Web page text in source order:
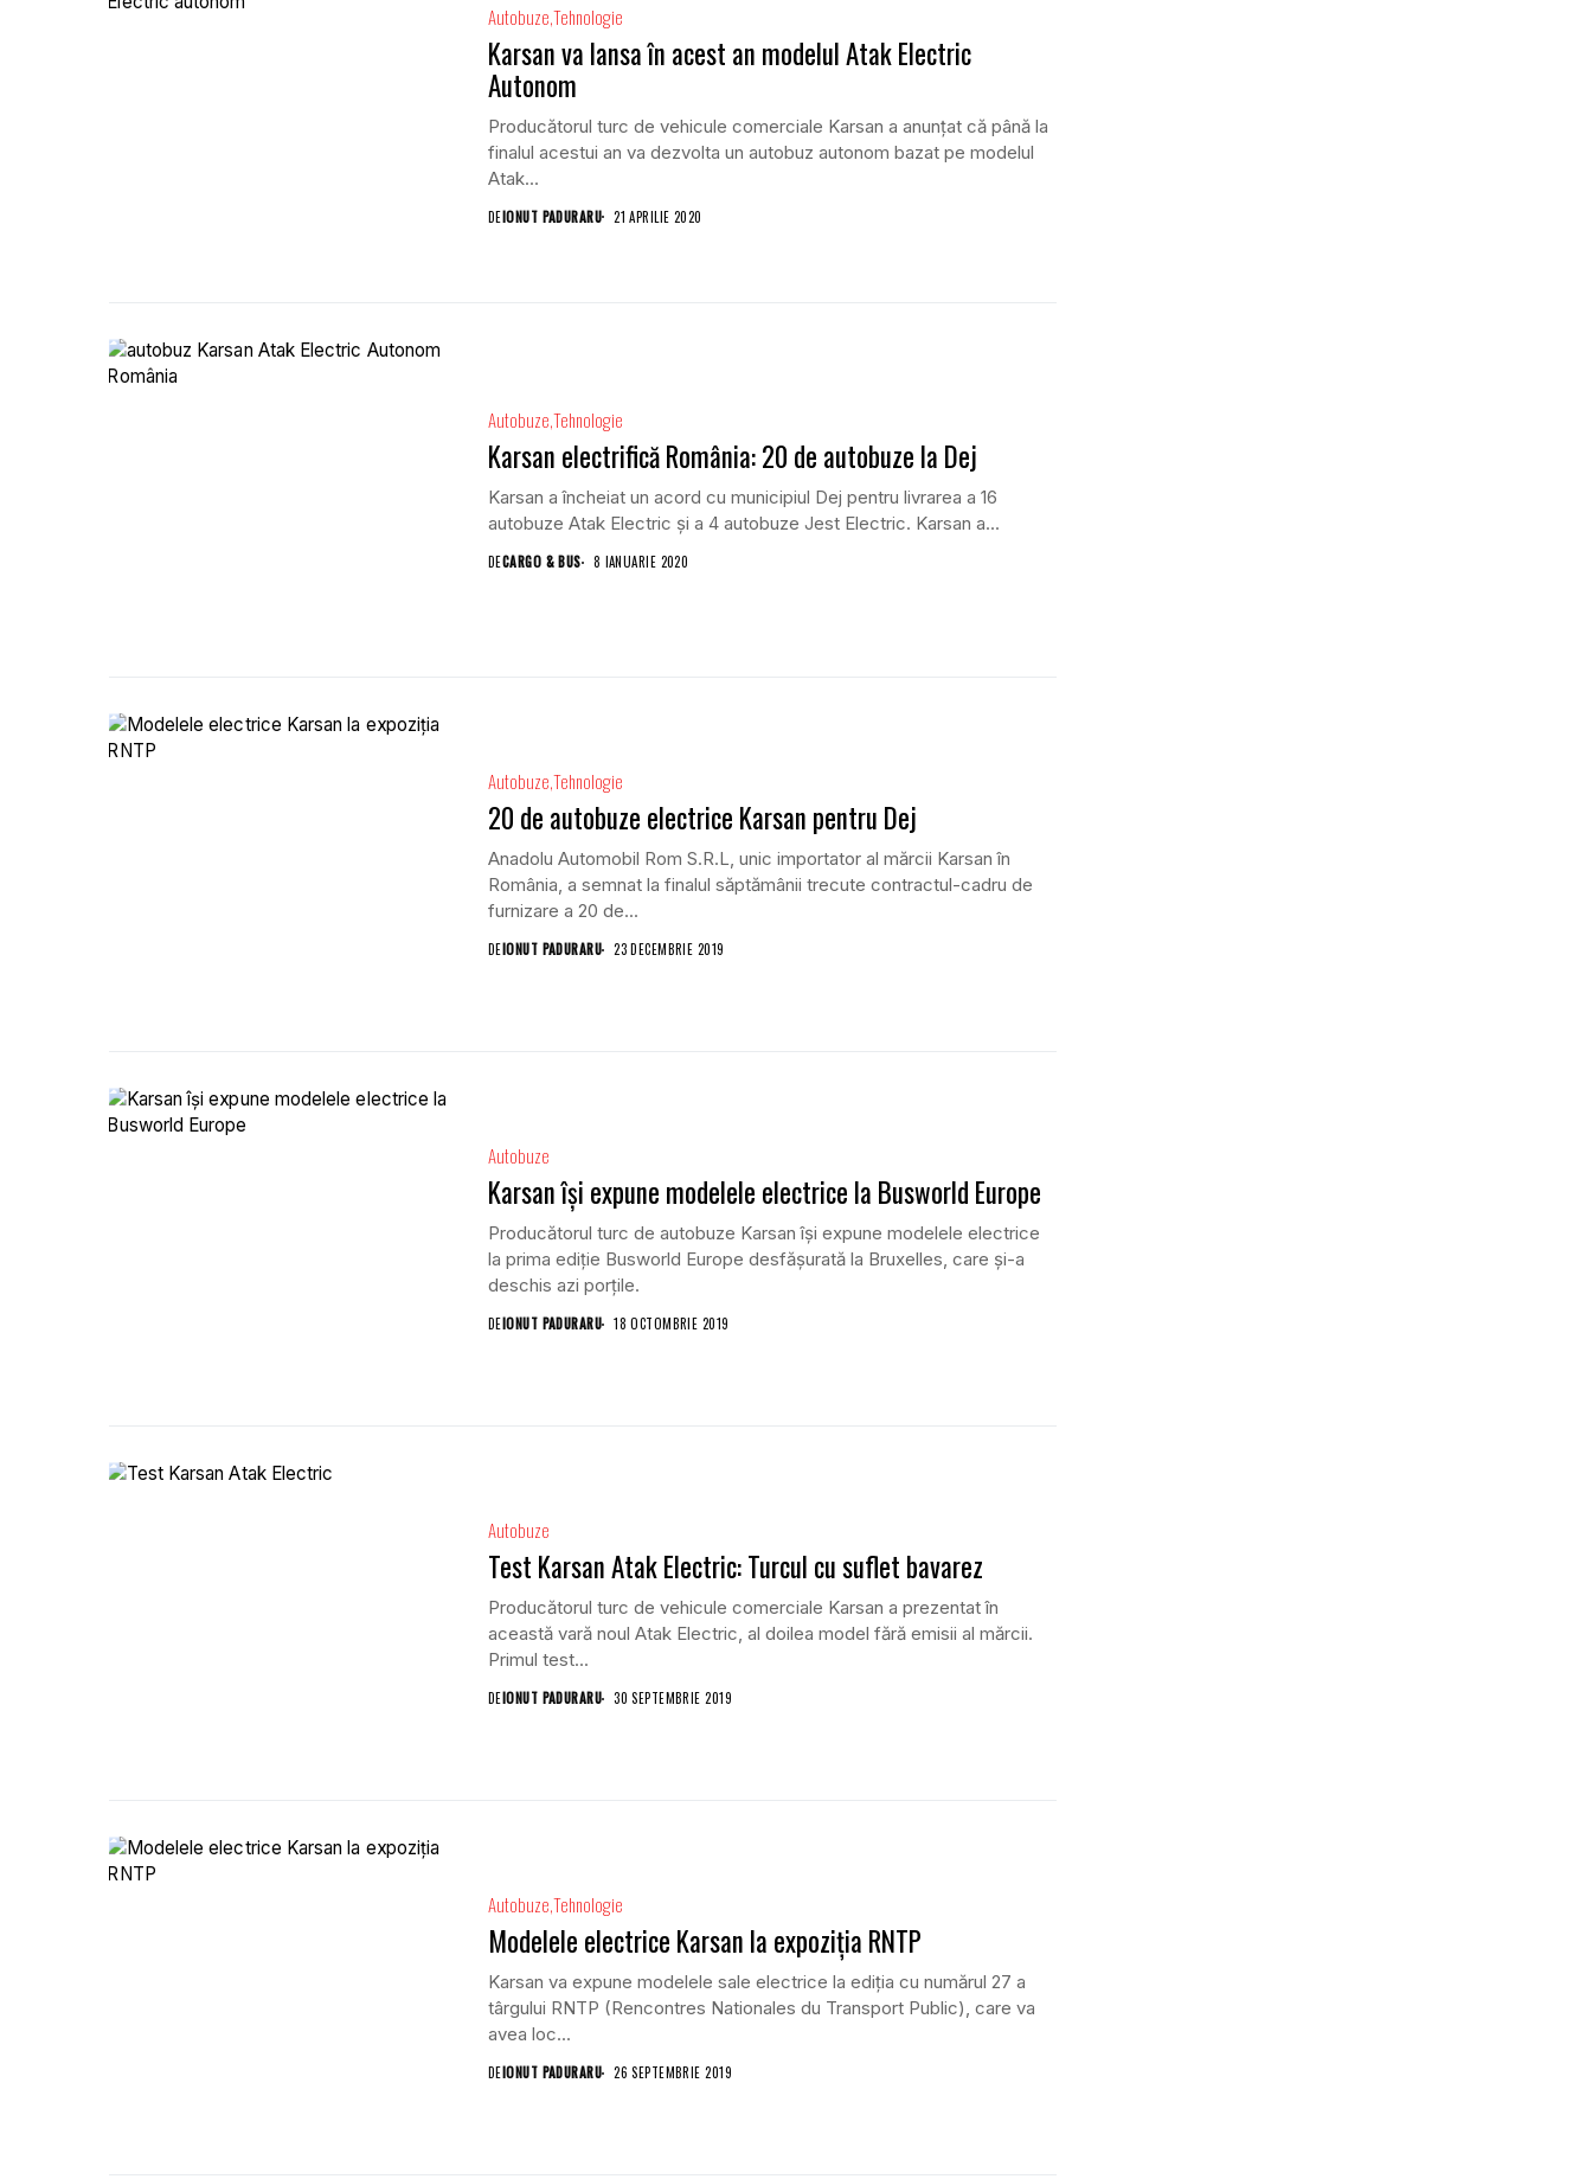
AutobuzeTehnologie
Karsan va lansa în acest an modelul Atak Electric
Autonom
Producătorul turc de vehicule comerciale Karsan a anunțat că până la
finalul acestui an va dezvolta un autobuz autonom bazat pe modelul
Atak...
DEIONUT PADURARU 21 APRILIE 2020
AutobuzeTehnologie
Karsan electrifică România: 20 de autobuze la Dej
Karsan a încheiat un acord cu municipiul Dej pentru livrarea a 16
autobuze Atak Electric și a 4 autobuze Jest Electric. Karsan a...
DECARGO & BUS 8 IANUARIE 2020
AutobuzeTehnologie
20 de autobuze electrice Karsan pentru Dej
Anadolu Automobil Rom S.R.L, unic importator al mărcii Karsan în
România, a semnat la finalul săptămânii trecute contractul-cadru de
furnizare a 20 de...
DEIONUT PADURARU 23 DECEMBRIE 2019
Autobuze
Karsan își expune modelele electrice la Busworld Europe
Producătorul turc de autobuze Karsan își expune modelele electrice
la prima ediție Busworld Europe desfășurată la Bruxelles, care și-a
deschis azi porțile.
DEIONUT PADURARU 18 OCTOMBRIE 2019
Autobuze
Test Karsan Atak Electric: Turcul cu suflet bavarez
Producătorul turc de vehicule comerciale Karsan a prezentat în
această vară noul Atak Electric, al doilea model fără emisii al mărcii.
Primul test...
DEIONUT PADURARU 30 SEPTEMBRIE 2019
AutobuzeTehnologie
Modelele electrice Karsan la expoziția RNTP
Karsan va expune modelele sale electrice la ediția cu numărul 27 a
târgului RNTP (Rencontres Nationales du Transport Public), care va
avea loc...
DEIONUT PADURARU 26 SEPTEMBRIE 2019